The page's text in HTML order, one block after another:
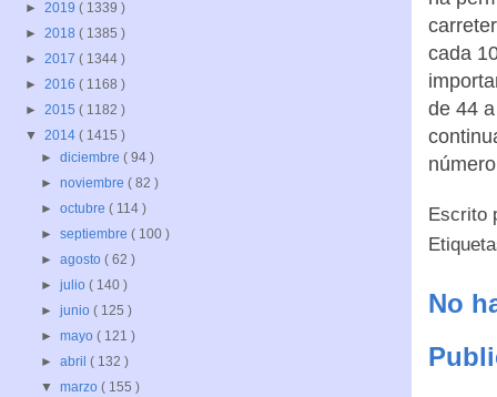
cada
de 44
Escrito
No
► 2019 ( 1339 )
► 2018 ( 1385 )
► 2017 ( 1344 )
► 2016 ( 1168 )
► 2015 ( 1182 )
▼ 2014 ( 1415 )
►diciembre( 94 )
►noviembre( 82 )
►octubre( 114 )
►septiembre( 100 )
►agosto( 62 )
►julio( 140 )
►junio( 125 )
►mayo( 121 )
►abril( 132 )
▼marzo( 155 )